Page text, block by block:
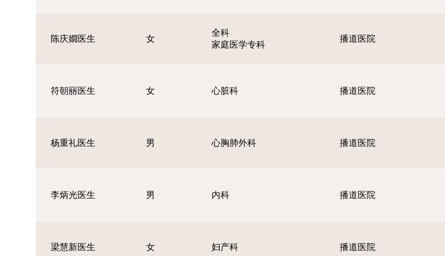
陈庆嫺医生 女
全科
家庭医学专科
播道医院
符朝丽医生 女 心脏科 播道医院
杨重礼医生 男 心胸肺外科 播道医院
李炳光医生 男 内科 播道医院
梁慧新医生 女 妇产科 播道医院